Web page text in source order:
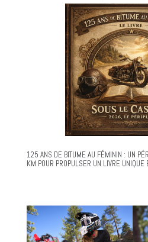
125 ANS DE BITUME AU FÉMININ : UN
KM POUR PROPULSER UN LIVRE UNIQUE